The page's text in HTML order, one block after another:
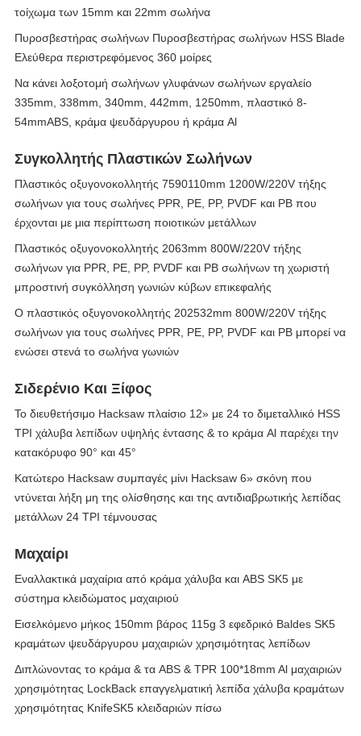
τοίχωμα των 15mm και 22mm σωλήνα
Πυροσβεστήρας σωλήνων Πυροσβεστήρας σωλήνων HSS Blade
Ελεύθερα περιστρεφόμενος 360 μοίρες
Να κάνει λοξοτομή σωλήνων γλυφάνων σωλήνων εργαλείο
335mm, 338mm, 340mm, 442mm, 1250mm, πλαστικό 8-
54mmABS, κράμα ψευδάργυρου ή κράμα Al
Συγκολλητής Πλαστικών Σωλήνων
Πλαστικός οξυγονοκολλητής 7590110mm 1200W/220V τήξης
σωλήνων για τους σωλήνες PPR, PE, PP, PVDF και PB που
έρχονται με μια περίπτωση ποιοτικών μετάλλων
Πλαστικός οξυγονοκολλητής 2063mm 800W/220V τήξης
σωλήνων για PPR, PE, PP, PVDF και PB σωλήνων τη χωριστή
μπροστινή συγκόλληση γωνιών κύβων επικεφαλής
Ο πλαστικός οξυγονοκολλητής 202532mm 800W/220V τήξης
σωλήνων για τους σωλήνες PPR, PE, PP, PVDF και PB μπορεί να
ενώσει στενά το σωλήνα γωνιών
Σιδερένιο Και Ξίφος
Το διευθετήσιμο Hacksaw πλαίσιο 12» με 24 το διμεταλλικό HSS
TPI χάλυβα λεπίδων υψηλής έντασης & το κράμα Al παρέχει την
κατακόρυφο 90° και 45°
Κατώτερο Hacksaw συμπαγές μίνι Hacksaw 6» σκόνη που
ντύνεται λήξη μη της ολίσθησης και της αντιδιαβρωτικής λεπίδας
μετάλλων 24 TPI τέμνουσας
Μαχαίρι
Εναλλακτικά μαχαίρια από κράμα χάλυβα και ABS SK5 με
σύστημα κλειδώματος μαχαιριού
Εισελκόμενο μήκος 150mm βάρος 115g 3 εφεδρικό Baldes SK5
κραμάτων ψευδάργυρου μαχαιριών χρησιμότητας λεπίδων
Διπλώνοντας το κράμα & τα ABS & TPR 100*18mm Al μαχαιριών
χρησιμότητας LockBack επαγγελματική λεπίδα χάλυβα κραμάτων
χρησιμότητας KnifeSK5 κλειδαριών πίσω